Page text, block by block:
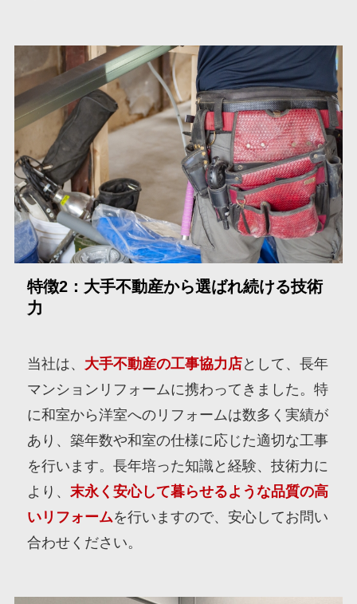
特徴2：大手不動産から選ばれ続ける技術
力
当社は、 大手不動産の工事協力店として、長年
マンションリフォームに携わってきました。特
に和室から洋室へのリフォームは数多く実績が
あり、築年数や和室の仕様に応じた適切な工事
を行います。長年培った知識と経験、技術力に
より、 末永く安心して暮らせるような品質の高
いリフォームを行いますので、安心してお問い
合わせください。